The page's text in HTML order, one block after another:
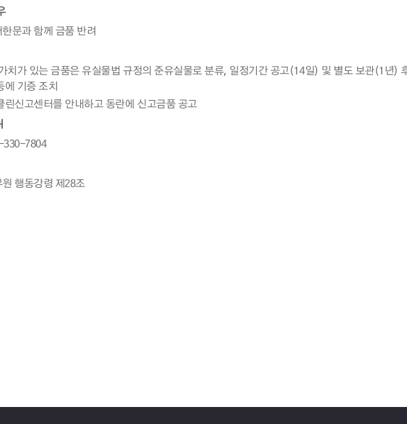
문과 함께 금품 반려
치가 있는 금품은 유실물법 규정의 준유실물로 분류, 일정기간 공고(14일) 및 별도 보관(1년)
에 기증 조치
린신고센터를 안내하고 동란에 신고금품 공고
7804
행동강령 제28조